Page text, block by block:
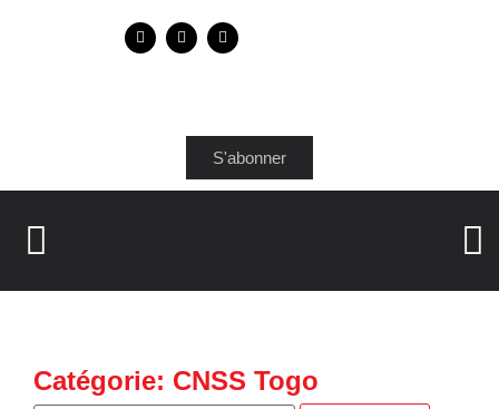
S'abonner
Catégorie: CNSS Togo